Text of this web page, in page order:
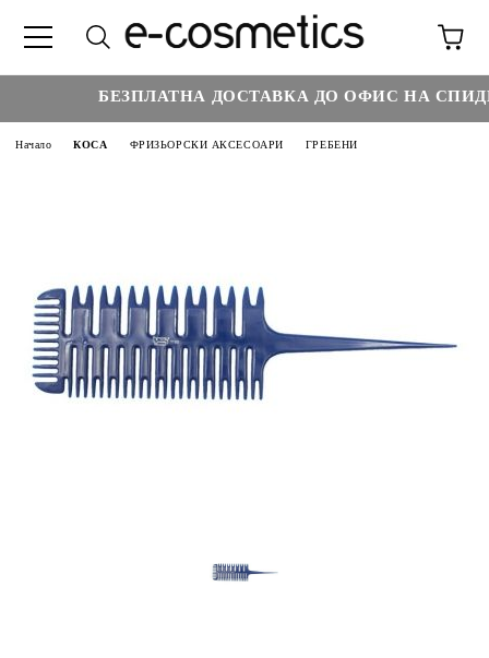
БЕЗПЛАТНА ДОСТАВКА ДО ОФИС НА
Начало КОСА ФРИЗЬОРСКИ АКСЕСОАРИ ГРЕБЕНИ